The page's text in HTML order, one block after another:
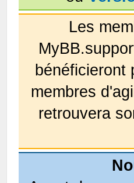
Les
bénéficieront
membres
retrouvera